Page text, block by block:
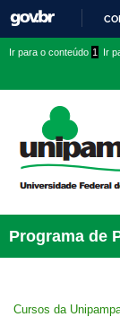
conteúdo
menu
superior
menu
Ir para o conteúdo 1 Ir
Cursos da